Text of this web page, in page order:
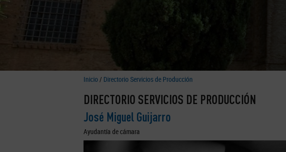
Inicio / Directorio Servicios de Producción
DIRECTORIO SERVICIOS DE PRODUCCIÓN
José Miguel Guijarro
Ayudantía de cámara